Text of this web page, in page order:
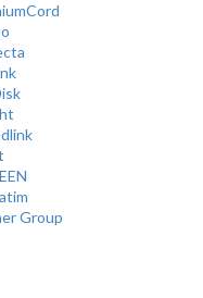
Group